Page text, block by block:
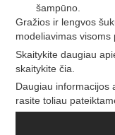
šampūno.
Gražios ir lengvos
modeliavimas visoms
Skaitykite daugiau
skaitykite čia.
Daugiau informacijos
rasite toliau